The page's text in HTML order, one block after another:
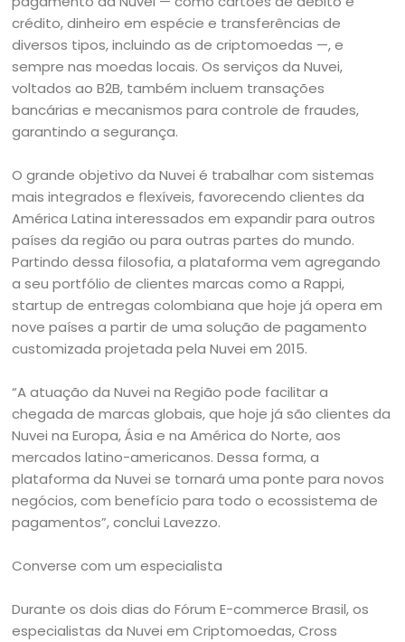
crédito, dinheiro em espécie e transferências de
diversos tipos, incluindo as de criptomoedas —, e
sempre nas moedas locais. Os serviços da Nuvei,
voltados ao B2B, também incluem transações
bancárias e mecanismos para controle de fraudes,
garantindo a segurança.
O grande objetivo da Nuvei é trabalhar com sistemas
mais integrados e flexíveis, favorecendo clientes da
América Latina interessados em expandir para outros
países da região ou para outras partes do mundo.
Partindo dessa filosofia, a plataforma vem agregando
a seu portfólio de clientes marcas como a Rappi,
startup de entregas colombiana que hoje já opera em
nove países a partir de uma solução de pagamento
customizada projetada pela Nuvei em 2015.
“A atuação da Nuvei na Região pode facilitar a
chegada de marcas globais, que hoje já são clientes da
Nuvei na Europa, Ásia e na América do Norte, aos
mercados latino-americanos. Dessa forma, a
plataforma da Nuvei se tornará uma ponte para novos
negócios, com benefício para todo o ecossistema de
pagamentos”, conclui Lavezzo.
Converse com um especialista
Durante os dois dias do Fórum E-commerce Brasil, os
especialistas da Nuvei em Criptomoedas, Cross